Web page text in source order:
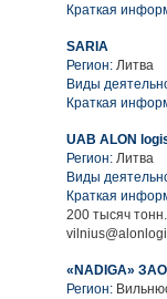
Краткая
SARIA
Регион: Литва
Виды
Краткая
UAB ALON
Регион: Литва
Виды
Краткая
200 тысяч
«NADIGA» ЗАО
Регион: